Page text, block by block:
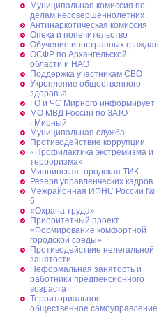
Муниципальная комиссия по
делам несовершеннолетних
Антинаркотическая комиссия
Опека и попечительство
Обучение иностранных граждан
ОСФР по Архангельской
области и НАО
Поддержка участникам СВО
Укрепление общественного
здоровья
ГО и ЧС Мирного информирует
МО МВД России по ЗАТО
г.Мирный
Муниципальная cлужба
Противодействие коррупции
«Профилактика экстремизма и
терроризма»
Мирнинская городская ТИК
Резерв управленческих кадров
Межрайонная ИФНС России №
6
«Охрана труда»
Приоритетный проект
«Формирование комфортной
городской среды»
Противодействие нелегальной
занятости
Неформальная занятость и
работники предпенсионного
возраста
Территориальное
общественное самоуправление